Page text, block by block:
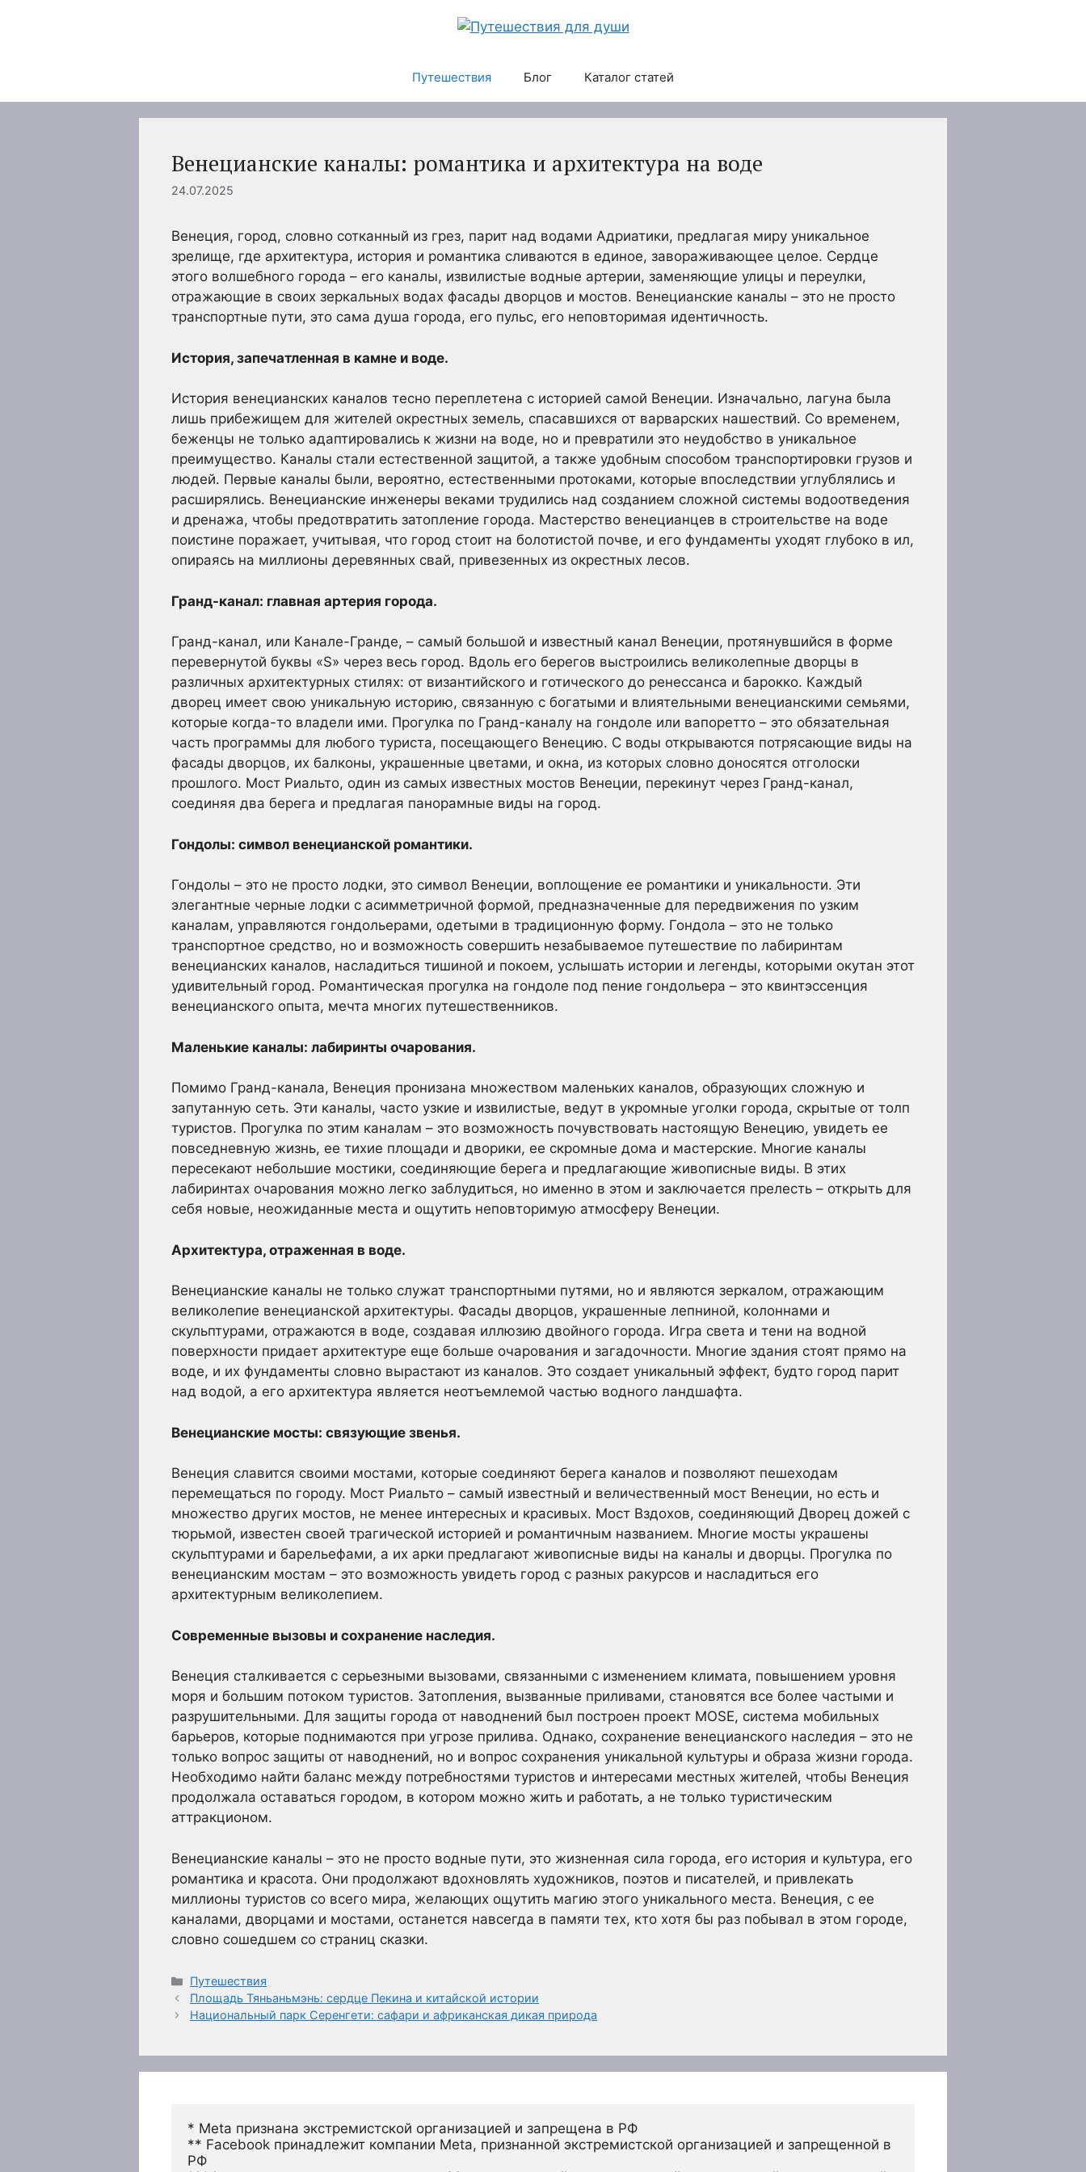
Путешествия Блог Каталог статей
Венецианские каналы: романтика и архитектура на воде
24.07.2025
Венеция, город, словно сотканный из грез, парит над водами Адриатики, предлагая миру уникальное
зрелище, где архитектура, история и романтика сливаются в единое, завораживающее целое. Сердце
этого волшебного города – его каналы, извилистые водные артерии, заменяющие улицы и переулки,
отражающие в своих зеркальных водах фасады дворцов и мостов. Венецианские каналы – это не просто
транспортные пути, это сама душа города, его пульс, его неповторимая идентичность.
История, запечатленная в камне и воде.
История венецианских каналов тесно переплетена с историей самой Венеции. Изначально, лагуна была
лишь прибежищем для жителей окрестных земель, спасавшихся от варварских нашествий. Со временем,
беженцы не только адаптировались к жизни на воде, но и превратили это неудобство в уникальное
преимущество. Каналы стали естественной защитой, а также удобным способом транспортировки грузов и
людей. Первые каналы были, вероятно, естественными протоками, которые впоследствии углублялись и
расширялись. Венецианские инженеры веками трудились над созданием сложной системы водоотведения
и дренажа, чтобы предотвратить затопление города. Мастерство венецианцев в строительстве на воде
поистине поражает, учитывая, что город стоит на болотистой почве, и его фундаменты уходят глубоко в ил,
опираясь на миллионы деревянных свай, привезенных из окрестных лесов.
Гранд-канал: главная артерия города.
Гранд-канал, или Канале-Гранде, – самый большой и известный канал Венеции, протянувшийся в форме
перевернутой буквы «S» через весь город. Вдоль его берегов выстроились великолепные дворцы в
различных архитектурных стилях: от византийского и готического до ренессанса и барокко. Каждый
дворец имеет свою уникальную историю, связанную с богатыми и влиятельными венецианскими семьями,
которые когда-то владели ими. Прогулка по Гранд-каналу на гондоле или вапоретто – это обязательная
часть программы для любого туриста, посещающего Венецию. С воды открываются потрясающие виды на
фасады дворцов, их балконы, украшенные цветами, и окна, из которых словно доносятся отголоски
прошлого. Мост Риальто, один из самых известных мостов Венеции, перекинут через Гранд-канал,
соединяя два берега и предлагая панорамные виды на город.
Гондолы: символ венецианской романтики.
Гондолы – это не просто лодки, это символ Венеции, воплощение ее романтики и уникальности. Эти
элегантные черные лодки с асимметричной формой, предназначенные для передвижения по узким
каналам, управляются гондольерами, одетыми в традиционную форму. Гондола – это не только
транспортное средство, но и возможность совершить незабываемое путешествие по лабиринтам
венецианских каналов, насладиться тишиной и покоем, услышать истории и легенды, которыми окутан этот
удивительный город. Романтическая прогулка на гондоле под пение гондольера – это квинтэссенция
венецианского опыта, мечта многих путешественников.
Маленькие каналы: лабиринты очарования.
Помимо Гранд-канала, Венеция пронизана множеством маленьких каналов, образующих сложную и
запутанную сеть. Эти каналы, часто узкие и извилистые, ведут в укромные уголки города, скрытые от толп
туристов. Прогулка по этим каналам – это возможность почувствовать настоящую Венецию, увидеть ее
повседневную жизнь, ее тихие площади и дворики, ее скромные дома и мастерские. Многие каналы
пересекают небольшие мостики, соединяющие берега и предлагающие живописные виды. В этих
лабиринтах очарования можно легко заблудиться, но именно в этом и заключается прелесть – открыть для
себя новые, неожиданные места и ощутить неповторимую атмосферу Венеции.
Архитектура, отраженная в воде.
Венецианские каналы не только служат транспортными путями, но и являются зеркалом, отражающим
великолепие венецианской архитектуры. Фасады дворцов, украшенные лепниной, колоннами и
скульптурами, отражаются в воде, создавая иллюзию двойного города. Игра света и тени на водной
поверхности придает архитектуре еще больше очарования и загадочности. Многие здания стоят прямо на
воде, и их фундаменты словно вырастают из каналов. Это создает уникальный эффект, будто город парит
над водой, а его архитектура является неотъемлемой частью водного ландшафта.
Венецианские мосты: связующие звенья.
Венеция славится своими мостами, которые соединяют берега каналов и позволяют пешеходам
перемещаться по городу. Мост Риальто – самый известный и величественный мост Венеции, но есть и
множество других мостов, не менее интересных и красивых. Мост Вздохов, соединяющий Дворец дожей с
тюрьмой, известен своей трагической историей и романтичным названием. Многие мосты украшены
скульптурами и барельефами, а их арки предлагают живописные виды на каналы и дворцы. Прогулка по
венецианским мостам – это возможность увидеть город с разных ракурсов и насладиться его
архитектурным великолепием.
Современные вызовы и сохранение наследия.
Венеция сталкивается с серьезными вызовами, связанными с изменением климата, повышением уровня
моря и большим потоком туристов. Затопления, вызванные приливами, становятся все более частыми и
разрушительными. Для защиты города от наводнений был построен проект MOSE, система мобильных
барьеров, которые поднимаются при угрозе прилива. Однако, сохранение венецианского наследия – это не
только вопрос защиты от наводнений, но и вопрос сохранения уникальной культуры и образа жизни города.
Необходимо найти баланс между потребностями туристов и интересами местных жителей, чтобы Венеция
продолжала оставаться городом, в котором можно жить и работать, а не только туристическим
аттракционом.
Венецианские каналы – это не просто водные пути, это жизненная сила города, его история и культура, его
романтика и красота. Они продолжают вдохновлять художников, поэтов и писателей, и привлекать
миллионы туристов со всего мира, желающих ощутить магию этого уникального места. Венеция, с ее
каналами, дворцами и мостами, останется навсегда в памяти тех, кто хотя бы раз побывал в этом городе,
словно сошедшем со страниц сказки.
Рубрики
Путешествия
Площадь Тяньаньмэнь: сердце Пекина и китайской истории
Национальный парк Серенгети: сафари и африканская дикая природа
* Meta признана экстремистской организацией и запрещена в РФ
** Facebook принадлежит компании Meta, признанной экстремистской организацией и запрещенной в
РФ